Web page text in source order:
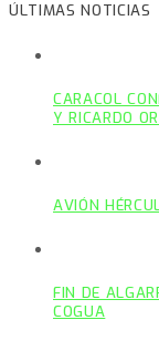
ÚLTIMAS NOTICIAS
CARACOL
Y RICARDO
AVIÓN
FIN DE
COGUA